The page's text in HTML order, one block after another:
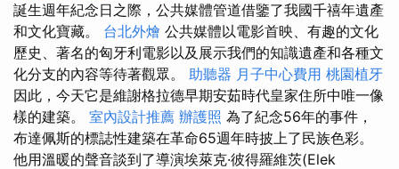
誕生週年紀念日之際，公共媒體管道借鑒了我國千禧年遺產
和文化寶藏。 台北外燴 公共媒體以電影首映、有趣的文化
歷史、著名的匈牙利電影以及展示我們的知識遺產和各種文
化分支的內容等待著觀眾。 助聽器 月子中心費用 桃園植牙
因此，今天它是維謝格拉德早期安茹時代皇家住所中唯一像
樣的建築。 室內設計推薦 辦護照 為了紀念56年的事件，
布達佩斯的標誌性建築在革命65週年時披上了民族色彩。
他用溫暖的聲音談到了導演埃萊克·彼得羅維茨(Elek